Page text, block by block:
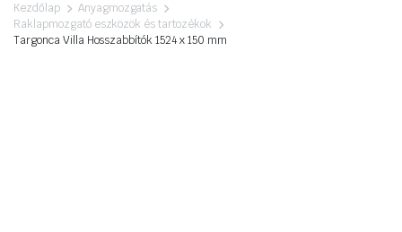
Kezdőlap
Anyagmozgatás
Raklapmozgató eszközök és tartozékok
Targonca Villa Hosszabbítók 1524 x 150 mm